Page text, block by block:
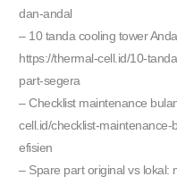
dan-andal
– 10 tanda cooling tower
https://thermal-cell.id/10-
part-segera
– Checklist maintenance
cell.id/checklist-
efisien
– Spare part original vs lokal: